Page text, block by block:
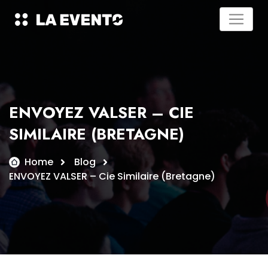
ENVOYEZ VALSER – CIE
SIMILAIRE (BRETAGNE)
Home
Blog
ENVOYEZ VALSER – Cie Similaire (Bretagne)